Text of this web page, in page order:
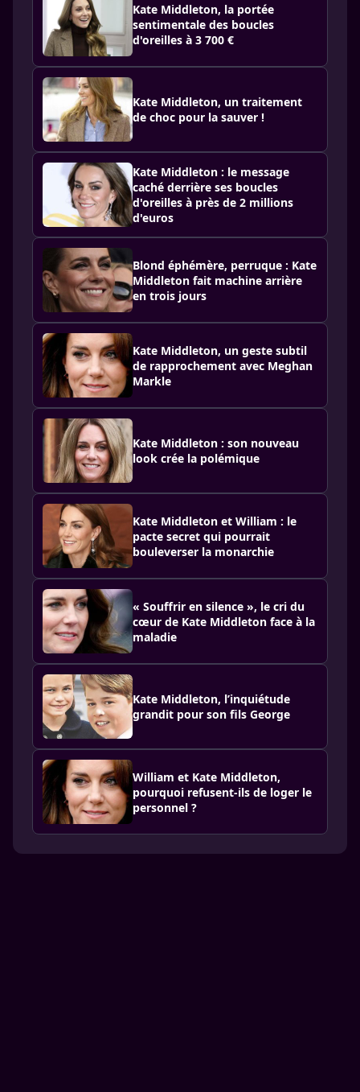
Kate Middleton, la portée
sentimentale des boucles
d'oreilles à 3 700 €
Kate Middleton, un traitement
de choc pour la sauver !
Kate Middleton : le message
caché derrière ses boucles
d'oreilles à près de 2 millions
d'euros
Blond éphémère, perruque : Kate
Middleton fait machine arrière
en trois jours
Kate Middleton, un geste subtil
de rapprochement avec Meghan
Markle
Kate Middleton : son nouveau
look crée la polémique
Kate Middleton et William : le
pacte secret qui pourrait
bouleverser la monarchie
« Souffrir en silence », le cri du
cœur de Kate Middleton face à la
maladie
Kate Middleton, l’inquiétude
grandit pour son fils George
William et Kate Middleton,
pourquoi refusent-ils de loger le
personnel ?